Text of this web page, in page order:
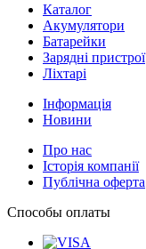
Каталог
Акумулятори
Батарейки
Зарядні пристрої
Ліхтарі
Інформація
Новини
Про нас
Історія компанії
Публічна оферта
Способы оплаты